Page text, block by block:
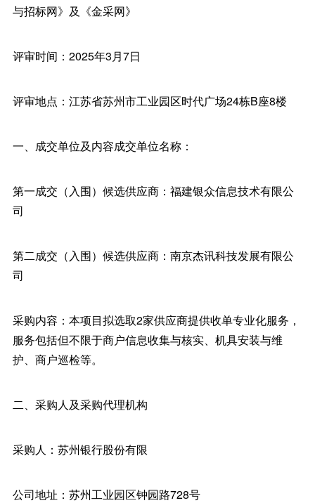
与招标网》及《金采网》
评审时间：2025年3月7日
评审地点：江苏省苏州市工业园区时代广场24栋B座8楼
一、成交单位及内容成交单位名称：
第一成交（入围）候选供应商：福建银众信息技术有限公
司
第二成交（入围）候选供应商：南京杰讯科技发展有限公
司
采购内容：本项目拟选取2家供应商提供收单专业化服务，
服务包括但不限于商户信息收集与核实、机具安装与维
护、商户巡检等。
二、采购人及采购代理机构
采购人：苏州银行股份有限
公司地址：苏州工业园区钟园路728号